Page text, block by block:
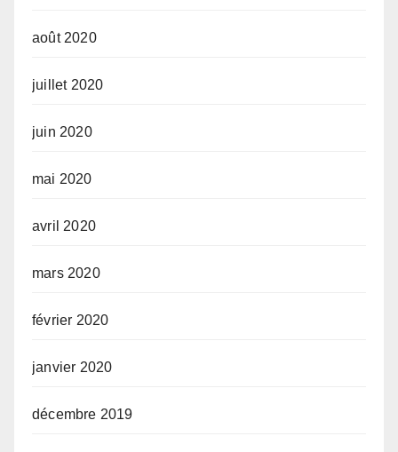
août 2020
juillet 2020
juin 2020
mai 2020
avril 2020
mars 2020
février 2020
janvier 2020
décembre 2019